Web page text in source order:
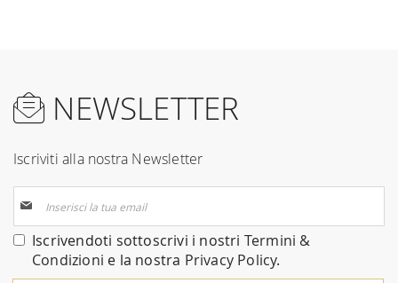
NEWSLETTER
Iscriviti alla nostra Newsletter
alla
nostra
Newsletter:
Iscrivendoti sottoscrivi i nostri Termini &
Condizioni e la nostra Privacy Policy.